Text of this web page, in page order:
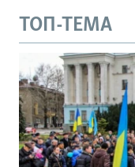
ТОП-ТЕМА